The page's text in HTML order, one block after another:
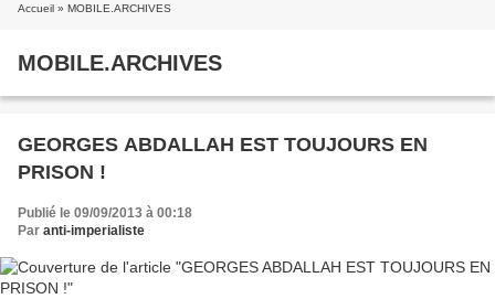
Accueil » MOBILE.ARCHIVES
MOBILE.ARCHIVES
GEORGES ABDALLAH EST TOUJOURS EN
PRISON !
Publié le 09/09/2013 à 00:18
Par anti-imperialiste